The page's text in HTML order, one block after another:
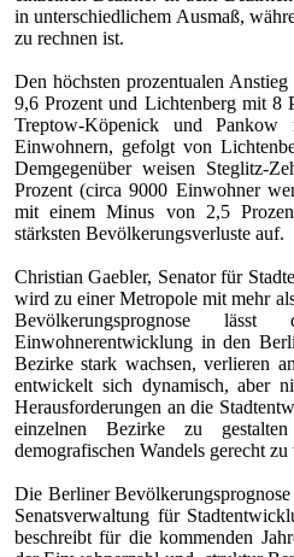
in unterschiedlichem Ausmaß,
zu rechnen ist.
Den höchsten prozentualen
9,6 Prozent und Lichtenberg mit 8
Treptow-Köpenick und
Einwohnern, gefolgt von
Demgegenüber weisen Steglitz-
Prozent (circa 9000 Einwohner
mit einem Minus von 2,5
stärksten Bevölkerungsverluste auf.
Christian Gaebler, Senator für
wird zu einer Metropole mit mehr
Bevölkerungsprognose
Einwohnerentwicklung in den
Bezirke stark wachsen, verlieren
entwickelt sich dynamisch, aber
Herausforderungen an die
einzelnen Bezirke zu
demografischen Wandels gerecht zu
Die Berliner
Senatsverwaltung für
beschreibt für die kommenden